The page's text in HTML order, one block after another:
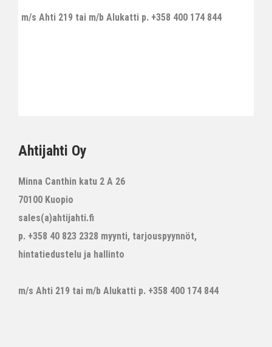
m/s Ahti 219 tai m/b Alukatti p. +358 400 174 844
Ahtijahti Oy
Minna Canthin katu 2 A 26
70100 Kuopio
sales(a)ahtijahti.fi
p. +358 40 823 2328 myynti, tarjouspyynnöt,
hintatiedustelu ja hallinto
m/s Ahti 219 tai m/b Alukatti p. +358 400 174 844